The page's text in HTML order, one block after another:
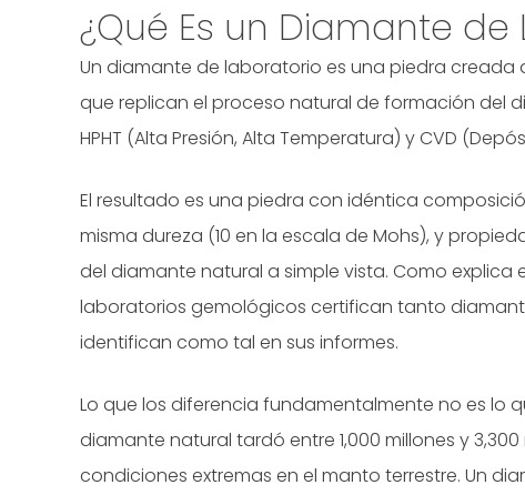
¿Qué Es un Diamante de
Un diamante de laboratorio es una piedra
que replican el proceso natural de formación del
HPHT (Alta Presión, Alta Temperatura) y CVD
El resultado es una piedra con idéntica
misma dureza (10 en la escala de Mohs), y
del diamante natural a simple vista. Como explica
laboratorios gemológicos certifican tanto
identifican como tal en sus informes.
Lo que los diferencia fundamentalmente no es lo
diamante natural tardó entre 1,000 millones y
condiciones extremas en el manto terrestre. Un